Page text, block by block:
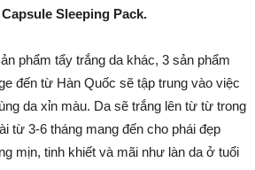
Sleeping Pack.
phẩm tẩy trắng da khác, 3 sản phẩm
đến từ Hàn Quốc sẽ tập trung vào việc
da xỉn màu. Da sẽ trắng lên từ từ trong
từ 3-6 tháng mang đến cho phái đẹp
mịn, tinh khiết và mãi như làn da ở tuổi